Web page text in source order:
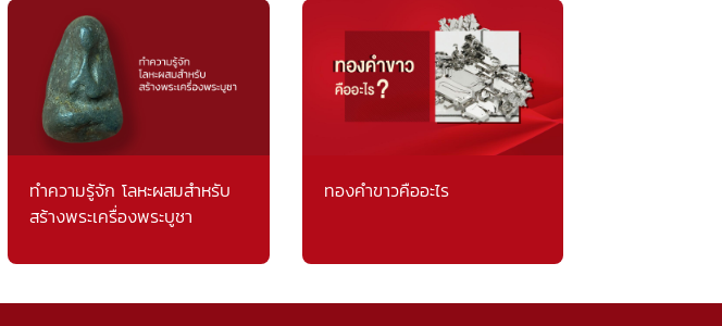
ทำความรู้จัก โลหะผสมสำหรับ
สร้างพระเครื่องพระบูชา
ทองคำขาวคืออะไร